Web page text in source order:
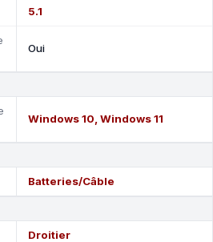
5.1
Oui
Windows 10, Windows 11
Batteries/Câble
Droitier